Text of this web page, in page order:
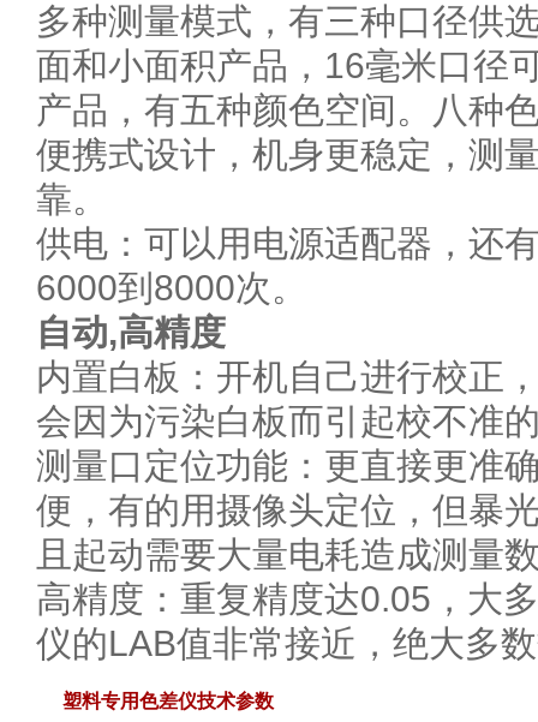
多种测量模式，有三种口径供
面和小面积产品，16毫米口径
产品，有五种颜色空间。八种
便携式设计，机身更稳定，测
靠。
供电：可以用电源适配器，还
6000到8000次。
自动,高精度
内置白板：开机自己进行校正
会因为污染白板而引起校不准
测量口定位功能：更直接更准
便，有的用摄像头定位，但暴
且起动需要大量电耗造成测量
高精度：重复精度达0.05，大
仪的LAB值非常接近，绝大多
塑料专用色差仪技术参数